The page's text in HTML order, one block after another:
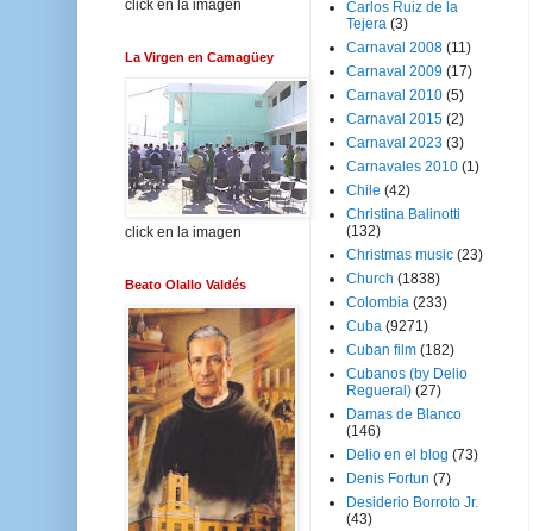
click en la imagen
La Virgen en Camagüey
click en la imagen
Beato Olallo Valdés
Carlos Ruiz de la
Tejera (3)
Carnaval 2008 (11)
Carnaval 2009 (17)
Carnaval 2010 (5)
Carnaval 2015 (2)
Carnaval 2023 (3)
Carnavales 2010 (1)
Chile (42)
Christina Balinotti
(132)
Christmas music (23)
Church (1838)
Colombia (233)
Cuba (9271)
Cuban film (182)
Cubanos (by Delio
Regueral) (27)
Damas de Blanco
(146)
Delio en el blog (73)
Denis Fortun (7)
Desiderio Borroto Jr.
(43)